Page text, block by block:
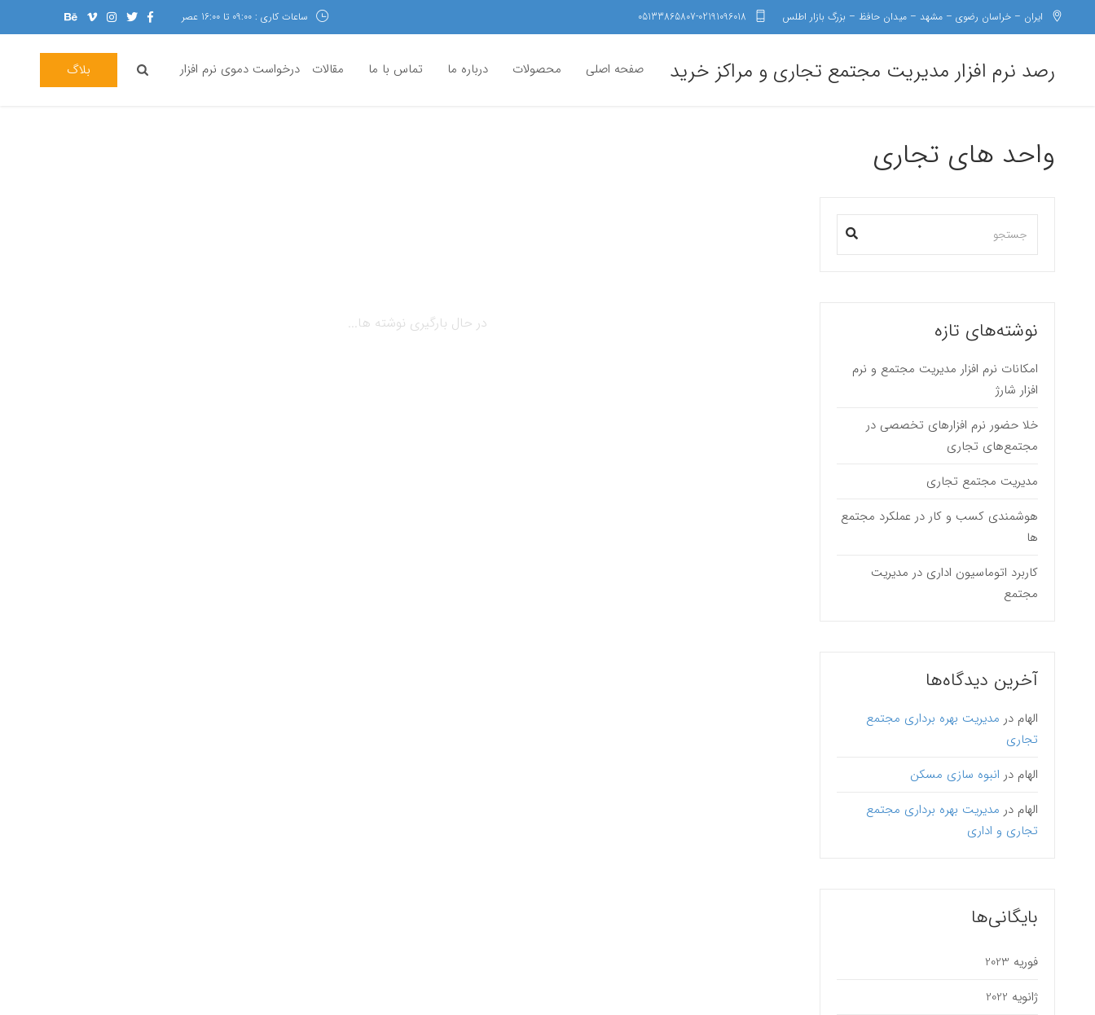
ساعات کاری : 09:00 تا 16:00 عصر ایران – خراسان رضوی – مشهد – میدان حافظ – بزرگ بازار اطلس 05133865807-02191096018
رصد نرم افزار مدیریت مجتمع تجاری و مراکز خرید صفحه اصلی محصولات درباره ما تماس با ما مقالات درخواست دموی نرم افزار بلاگ
واحد های تجاری
در حال بارگیری نوشته ها... نوشته‌های تازه
امکانات نرم افزار مدیریت مجتمع و نرم
افزار شارژ
خلا حضور نرم افزارهای تخصصی در
مجتمع‌های تجاری
مدیریت مجتمع تجاری
هوشمندی کسب و کار در عملکرد مجتمع
ها
کاربرد اتوماسیون اداری در مدیریت
مجتمع
آخرین دیدگاه‌ها
الهام در مدیریت بهره برداری مجتمع
تجاری
الهام در انبوه سازی مسکن
الهام در مدیریت بهره برداری مجتمع
تجاری و اداری
بایگانی‌ها
فوریه 2023
ژانویه 2022